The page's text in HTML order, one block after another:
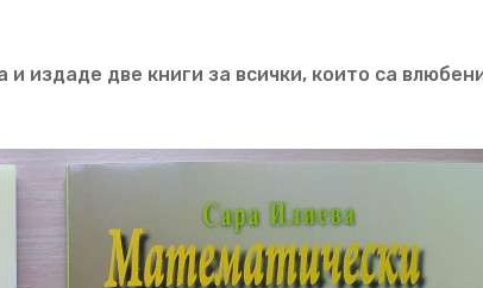
издаде две книги за всички, които са